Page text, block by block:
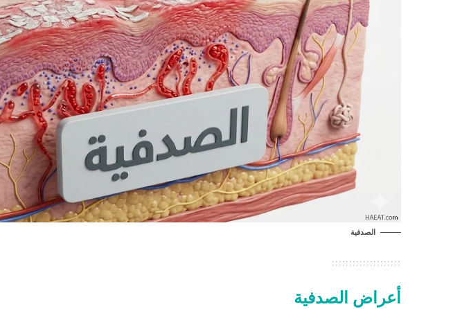
الصدفية
أعراض الصدفية